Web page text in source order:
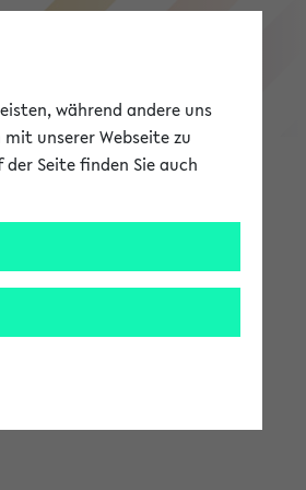
eKVV
während andere uns
unserer Webseite zu
Seite finden Sie auch